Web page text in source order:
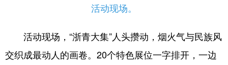
活动现场。
活动现场，“浙青大集”人头攒动，烟火气与民族风
交织成最动人的画卷。20个特色展位一字排开，一边